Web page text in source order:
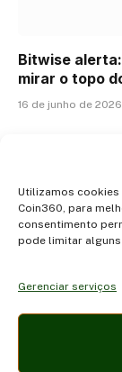
Utilizamos
Coin360, para
consentimento
pode limitar
Gerenciar serviços
Bitwise
mirar o topo
16 de junho de 2026